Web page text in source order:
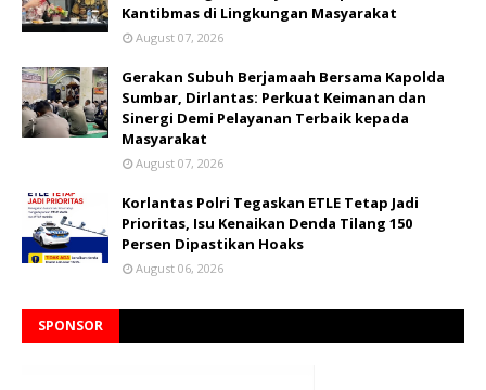
Kantibmas di Lingkungan Masyarakat
August 07, 2026
Gerakan Subuh Berjamaah Bersama Kapolda
Sumbar, Dirlantas: Perkuat Keimanan dan
Sinergi Demi Pelayanan Terbaik kepada
Masyarakat
August 07, 2026
Korlantas Polri Tegaskan ETLE Tetap Jadi
Prioritas, Isu Kenaikan Denda Tilang 150
Persen Dipastikan Hoaks
August 06, 2026
SPONSOR